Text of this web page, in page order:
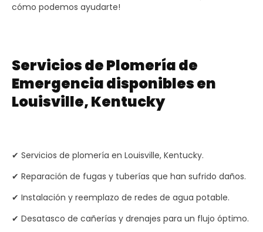
cómo podemos ayudarte!
Servicios de Plomería de
Emergencia disponibles en
Louisville, Kentucky
✔ Servicios de plomería en Louisville, Kentucky.
✔ Reparación de fugas y tuberías que han sufrido daños.
✔ Instalación y reemplazo de redes de agua potable.
✔ Desatasco de cañerías y drenajes para un flujo óptimo.